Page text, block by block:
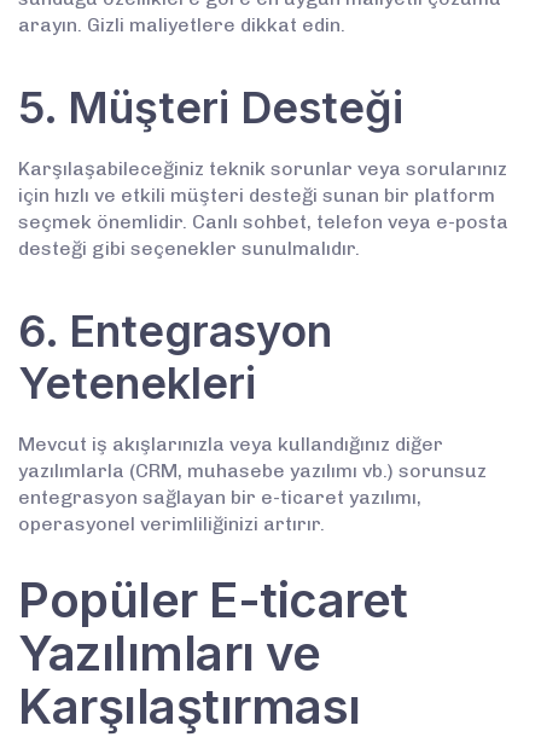
arayın. Gizli maliyetlere dikkat edin.
5. Müşteri Desteği
Karşılaşabileceğiniz teknik sorunlar veya sorularınız
için hızlı ve etkili müşteri desteği sunan bir platform
seçmek önemlidir. Canlı sohbet, telefon veya e-posta
desteği gibi seçenekler sunulmalıdır.
6. Entegrasyon
Yetenekleri
Mevcut iş akışlarınızla veya kullandığınız diğer
yazılımlarla (CRM, muhasebe yazılımı vb.) sorunsuz
entegrasyon sağlayan bir e-ticaret yazılımı,
operasyonel verimliliğinizi artırır.
Popüler E-ticaret
Yazılımları ve
Karşılaştırması